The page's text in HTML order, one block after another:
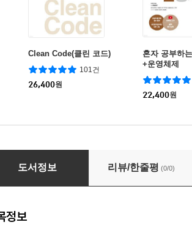
Clean Code(클린 코드)
101건
26,400원
혼자 공부하
+운영체제
22,400원
이빗 클라우드 서비스
도서정보 리뷰/한줄평 (0/0)
정보